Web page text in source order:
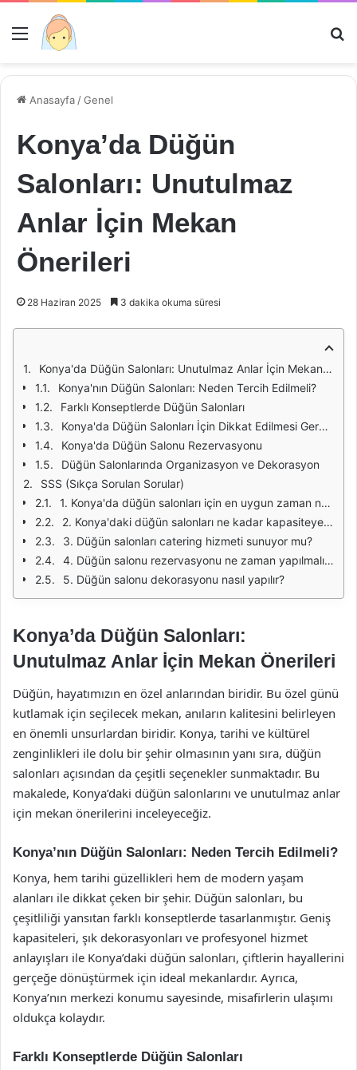
Menü
Anasayfa /Genel
Konya’da Düğün
Salonları: Unutulmaz
Anlar İçin Mekan
Önerileri
28 Haziran 2025 3 dakika okuma süresi
Konya'da Düğün Salonları: Unutulmaz Anlar İçin Mekan Önerileri
Konya'nın Düğün Salonları: Neden Tercih Edilmeli?
Farklı Konseptlerde Düğün Salonları
Konya'da Düğün Salonları İçin Dikkat Edilmesi Gerekenler
Konya'da Düğün Salonu Rezervasyonu
Düğün Salonlarında Organizasyon ve Dekorasyon
SSS (Sıkça Sorulan Sorular)
1. Konya'da düğün salonları için en uygun zaman nedir?
2. Konya'daki düğün salonları ne kadar kapasiteye sahiptir?
3. Düğün salonları catering hizmeti sunuyor mu?
4. Düğün salonu rezervasyonu ne zaman yapılmalıdır?
5. Düğün salonu dekorasyonu nasıl yapılır?
Konya’da Düğün Salonları:
Unutulmaz Anlar İçin Mekan Önerileri
Düğün, hayatımızın en özel anlarından biridir. Bu özel günü
kutlamak için seçilecek mekan, anıların kalitesini belirleyen
en önemli unsurlardan biridir. Konya, tarihi ve kültürel
zenginlikleri ile dolu bir şehir olmasının yanı sıra, düğün
salonları açısından da çeşitli seçenekler sunmaktadır. Bu
makalede, Konya’daki düğün salonlarını ve unutulmaz anlar
için mekan önerilerini inceleyeceğiz.
Konya’nın Düğün Salonları: Neden Tercih Edilmeli?
Konya, hem tarihi güzellikleri hem de modern yaşam
alanları ile dikkat çeken bir şehir. Düğün salonları, bu
çeşitliliği yansıtan farklı konseptlerde tasarlanmıştır. Geniş
kapasiteleri, şık dekorasyonları ve profesyonel hizmet
anlayışları ile Konya’daki düğün salonları, çiftlerin hayallerini
gerçeğe dönüştürmek için ideal mekanlardır. Ayrıca,
Konya’nın merkezi konumu sayesinde, misafirlerin ulaşımı
oldukça kolaydır.
Farklı Konseptlerde Düğün Salonları